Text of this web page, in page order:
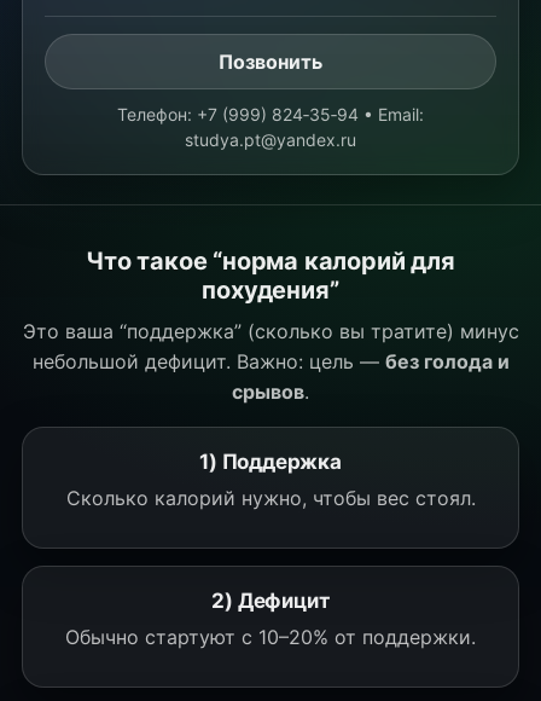
Позвонить
Телефон: +7 (999) 824‑35‑94 • Email:
studya.pt@yandex.ru
Что такое “норма калорий для
похудения”
Это ваша “поддержка” (сколько вы тратите) минус
небольшой дефицит. Важно: цель — без голода и
срывов.
1) Поддержка
Сколько калорий нужно, чтобы вес стоял.
2) Дефицит
Обычно стартуют с 10–20% от поддержки.